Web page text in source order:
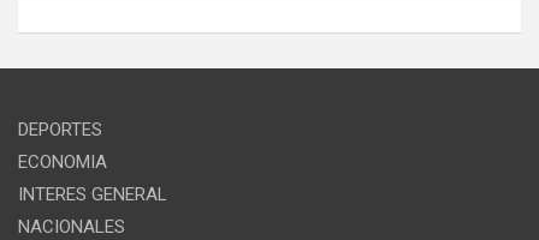
DEPORTES
ECONOMIA
INTERES GENERAL
NACIONALES